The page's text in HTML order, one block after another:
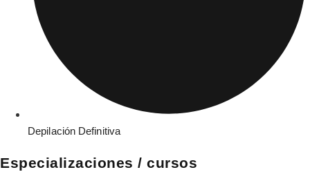
Depilación Definitiva
Especializaciones / cursos